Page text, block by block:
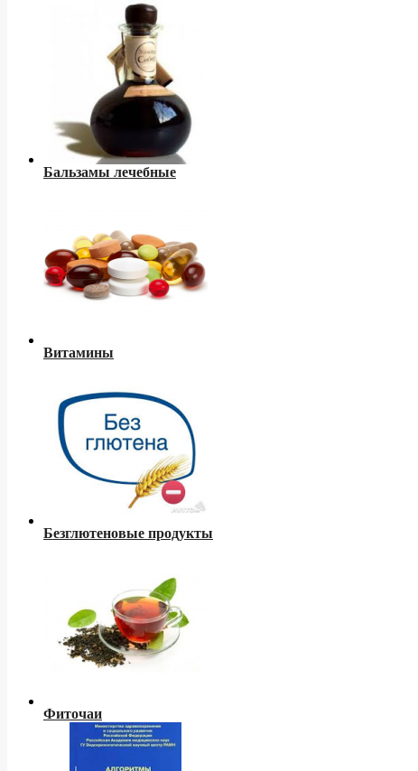
Бальзамы лечебные
Витамины
Безглютеновые продукты
Фиточаи